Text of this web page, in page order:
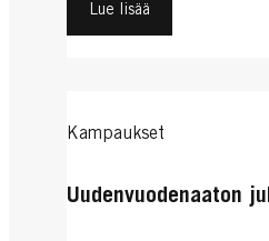
Lue lisää
Kampaukset
Uudenvuodenaaton